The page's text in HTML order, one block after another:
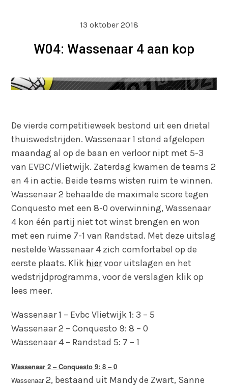
13 oktober 2018
W04: Wassenaar 4 aan kop
De vierde competitieweek bestond uit een drietal
thuiswedstrijden. Wassenaar 1 stond afgelopen
maandag al op de baan en verloor nipt met 5-3
van EVBC/Vlietwijk. Zaterdag kwamen de teams 2
en 4 in actie. Beide teams wisten ruim te winnen.
Wassenaar 2 behaalde de maximale score tegen
Conquesto met een 8-0 overwinning, Wassenaar
4 kon één partij niet tot winst brengen en won
met een ruime 7-1 van Randstad. Met deze uitslag
nestelde Wassenaar 4 zich comfortabel op de
eerste plaats. Klik hiervoor uitslagen en het
wedstrijdprogramma, voor de verslagen klik op
lees meer.
Wassenaar 1 – Evbc Vlietwijk 1: 3 – 5
Wassenaar 2 – Conquesto 9: 8 – 0
Wassenaar 4 – Randstad 5: 7 – 1
Wassenaar 2 – Conquesto 9: 8 – 0
Wassenaar2, bestaand uit Mandy de Zwart, Sanne